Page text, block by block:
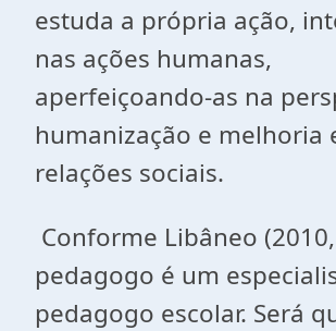
estuda a própria ação,
nas ações humanas,
aperfeiçoando-as na
humanização e melhoria
relações sociais.
Conforme Libâneo
pedagogo é um
pedagogo escolar. Será